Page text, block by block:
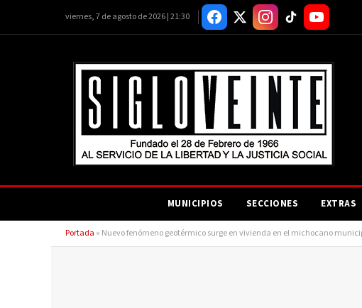
viernes, 7 de agosto de 2026 | 21:30
MUNICIPIOS SECCIONES EXTRAS
Portada » Nuevo fenómeno geotérmico surge en vivienda en el michocano